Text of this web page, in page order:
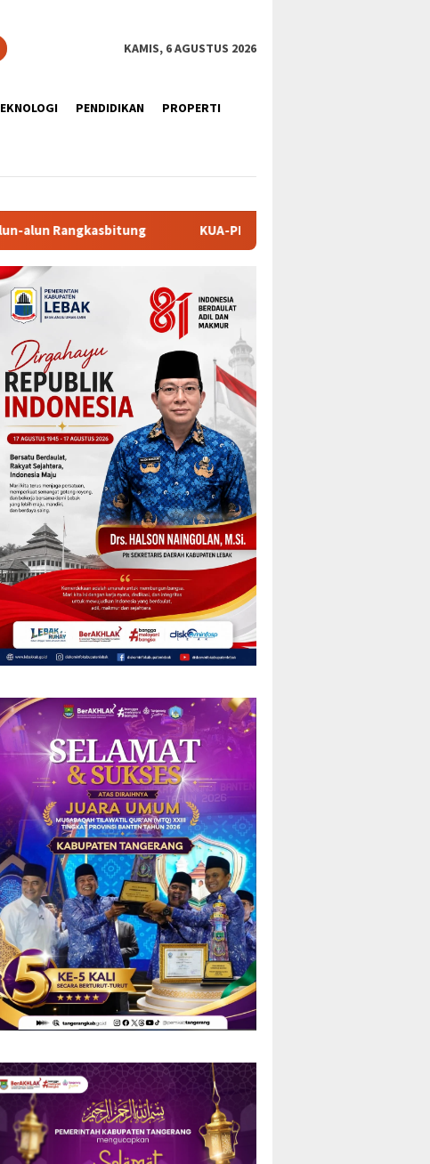
KAMIS, 6 AGUSTUS 2026
PENDIDIKAN PROPERTI
KUA-PPAS APBD Tanah Datar 2027 Disepakati, DPRD dan